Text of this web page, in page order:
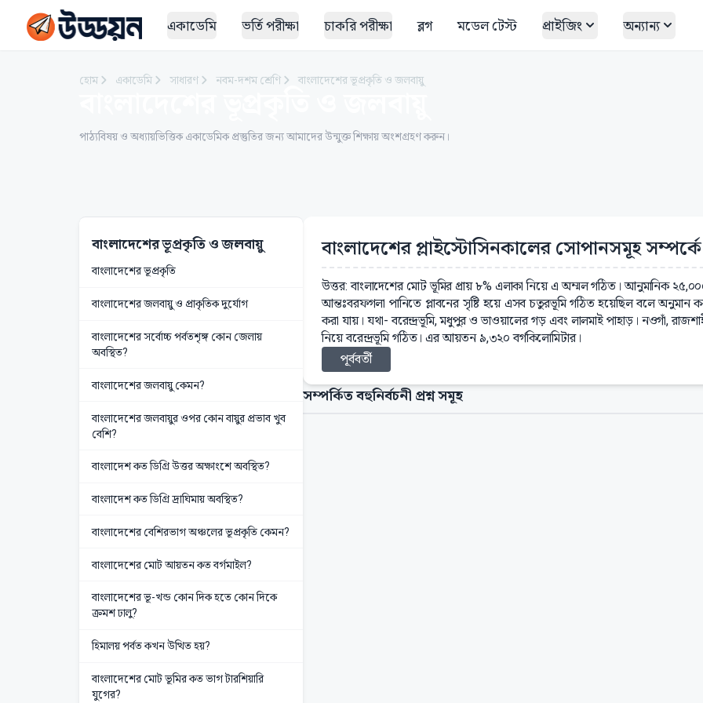
একাডেমি ভর্তি পরীক্ষা চাকরি পরীক্ষা ব্লগ মডেল টেস্ট প্রাইজিং অন্যান্য
হোম একাডেমি সাধারণ নবম-দশম শ্রেণি বাংলাদেশের ভূপ্রকৃতি ও জলবায়ু
পাঠ্যবিষয় ও অধ্যায়ভিত্তিক একাডেমিক প্রস্তুতির জন্য আমাদের উন্মুক্ত শিক্ষায় অংশগ্রহণ করুন।
বাংলাদেশের ভূপ্রকৃতি ও জলবায়ু
বাংলাদেশের ভূপ্রকৃতি
বাংলাদেশের জলবায়ু ও প্রাকৃতিক দুর্যোগ
বাংলাদেশের সর্বোচ্চ পর্বতশৃঙ্গ কোন জেলায়
অবস্থিত?
বাংলাদেশের জলবায়ু কেমন?
বাংলাদেশের জলবায়ুর ওপর কোন বায়ুর প্রভাব খুব
বেশি?
বাংলাদেশ কত ডিগ্রি উত্তর অক্ষাংশে অবস্থিত?
বাংলাদেশ কত ডিগ্রি দ্রাঘিমায় অবস্থিত?
বাংলাদেশের বেশিরভাগ অঞ্চলের ভূপ্রকৃতি কেমন?
বাংলাদেশের মোট আয়তন কত বর্গমাইল?
বাংলাদেশের ভূ-খন্ড কোন দিক হতে কোন দিকে
ক্রমশ ঢালু?
হিমালয় পর্বত কখন উত্থিত হয়?
বাংলাদেশের মোট ভূমির কত ভাগ টারশিয়ারি
যুগের?
বাংলাদেশের প্লাইস্টোসিনকালের সোপানসমূহ সম্পর্কে
উত্তর: বাংলাদেশের মোট ভূমির প্রায় ৮% এলাকা নিয়ে এ অম্মল গঠিত। আনুমানিক
আন্তঃবরফগলা পানিতে প্লাবনের সৃষ্টি হয়ে এসব চতুরভূমি গঠিত হয়েছিল বলে অনুমান
করা যায়। যথা- বরেন্দ্রভূমি, মধুপুর ও ভাওয়ালের গড় এবং লালমাই পাহাড়। নওগাঁ,
নিয়ে বরেন্দ্রভূমি গঠিত। এর আয়তন ৯,৩২০ বর্গকিলোমিটার।
পূর্ববর্তী
সম্পর্কিত বহুনির্বচনী প্রশ্ন সমূহ